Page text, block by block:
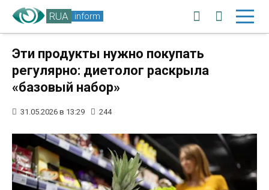
RUA inform
Эти продукты нужно покупать
регулярно: диетолог раскрыла
«базовый набор»
31.05.2026 в 13:29 244